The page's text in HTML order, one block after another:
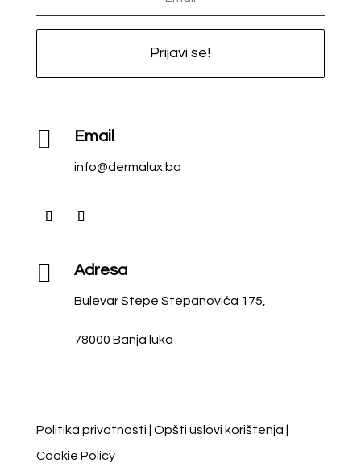
Prijavi se!
 Email
info@dermalux.ba
 Adresa
Bulevar Stepe Stepanovića 175,
78000 Banja luka
Politika privatnosti Opšti uslovi korištenja
Cookie Policy